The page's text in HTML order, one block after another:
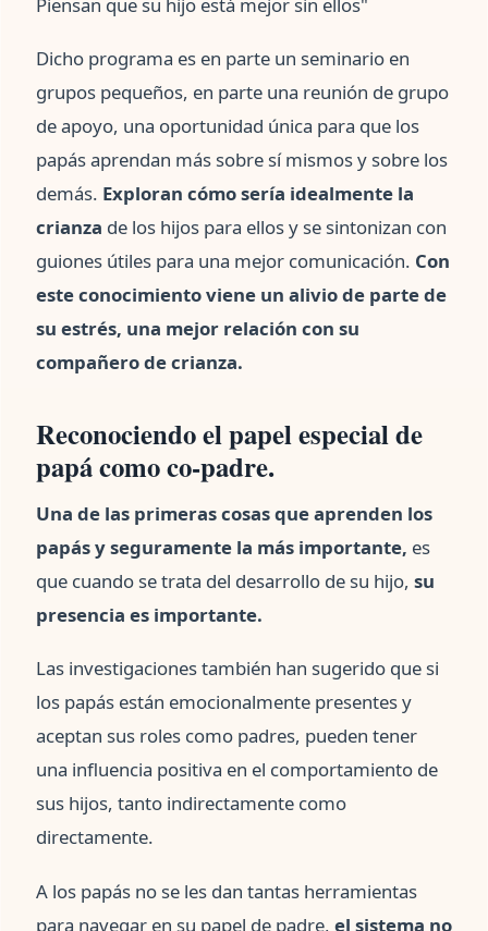
Dicho programa es en parte un seminario en
grupos pequeños, en parte una reunión de grupo
de apoyo, una oportunidad única para que los
papás aprendan más sobre sí mismos y sobre los
demás. Exploran cómo sería idealmente la
crianza de los hijos para ellos y se sintonizan con
guiones útiles para una mejor comunicación. Con
este conocimiento viene un alivio de parte de
su estrés, una mejor relación con su
compañero de crianza.
Reconociendo el papel especial de
papá como co-padre.
Una de las primeras cosas que aprenden los
papás y seguramente la más importante, es
que cuando se trata del desarrollo de su hijo, su
presencia es importante.
Las investigaciones también han sugerido que si
los papás están emocionalmente presentes y
aceptan sus roles como padres, pueden tener
una influencia positiva en el comportamiento de
sus hijos, tanto indirectamente como
directamente.
A los papás no se les dan tantas herramientas
para navegar en su papel de padre, el sistema no